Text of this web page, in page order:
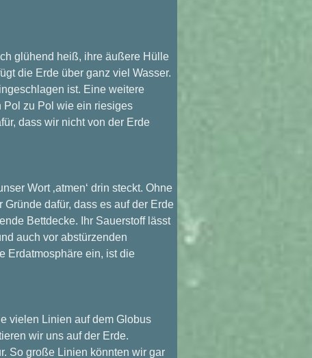
glühend heiß, ihre äußere Hülle
die Erde über ganz viel Wasser.
ist. Eine weitere
Pol zu Pol wie ein riesiges
dass wir nicht von der Erde
Wort ‚atmen‘ drin steckt. Ohne
dafür, dass es auf der Erde
Bettdecke. Ihr Sauerstoff lässt
auch vor abstürzenden
Erdatmosphäre ein, ist die
vielen Linien auf dem Globus
wir uns auf der Erde.
So große Linien könnten wir gar